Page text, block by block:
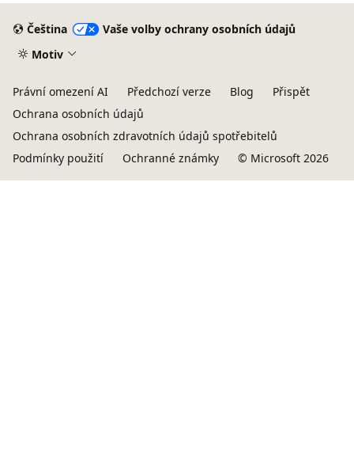
Čeština
Vaše volby ochrany osobních údajů
Motiv
Právní omezení AI Předchozí verze Blog
Přispět
Ochrana osobních údajů
Ochrana osobních zdravotních údajů spotřebitelů
Podmínky použití
Ochranné známky © Microsoft 2026